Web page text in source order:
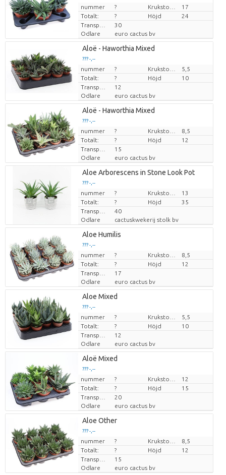
Pris per enhet
nummer ?
17
Totalt:
? Höjd
24
30
Odlare
euro cactus bv
Aloë - Haworthia Mixed
??? -,--
Pris per enhet
nummer ?
5,5
Totalt:
? Höjd
10
12
Odlare
euro cactus bv
Aloë - Haworthia Mixed
??? -,--
Pris per enhet
nummer ?
8,5
Totalt:
? Höjd
12
15
Odlare
euro cactus bv
Aloe Arborescens in Stone Look Pot
??? -,--
Pris per enhet
nummer ?
13
Totalt:
? Höjd
35
40
Odlare
cactuskwekerij stolk bv
Aloe Humilis
??? -,--
Pris per enhet
nummer ?
8,5
Totalt:
? Höjd
12
17
Odlare
euro cactus bv
Aloe Mixed
??? -,--
Pris per enhet
nummer ?
5,5
Totalt:
? Höjd
10
12
Odlare
euro cactus bv
Aloë Mixed
??? -,--
Pris per enhet
nummer ?
12
Totalt:
? Höjd
15
20
Odlare
euro cactus bv
Aloe Other
??? -,--
Pris per enhet
nummer ?
8,5
Totalt:
? Höjd
12
15
Odlare
euro cactus bv